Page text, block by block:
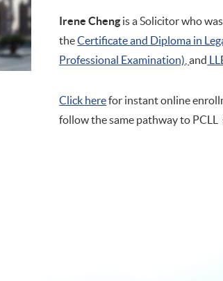
Irene Cheng is a Solicitor who
theCertificate and Diploma in
Professional Examination) ,and
Click herefor instant online
follow the same pathway to PCLL